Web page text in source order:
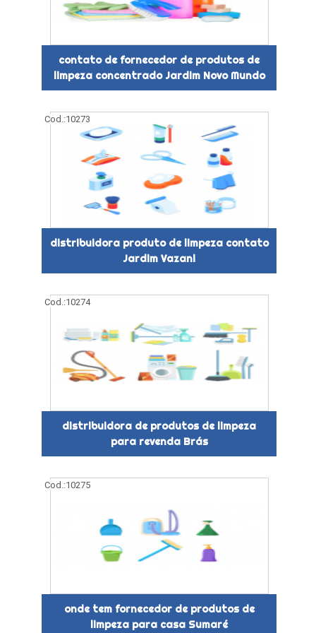
contato de fornecedor de produtos de
limpeza concentrado Jardim Novo Mundo
Cod.:10273
distribuidora produto de limpeza contato
Jardim Vazani
Cod.:10274
distribuidora de produtos de limpeza
para revenda Brás
Cod.:10275
onde tem fornecedor de produtos de
limpeza para casa Sumaré